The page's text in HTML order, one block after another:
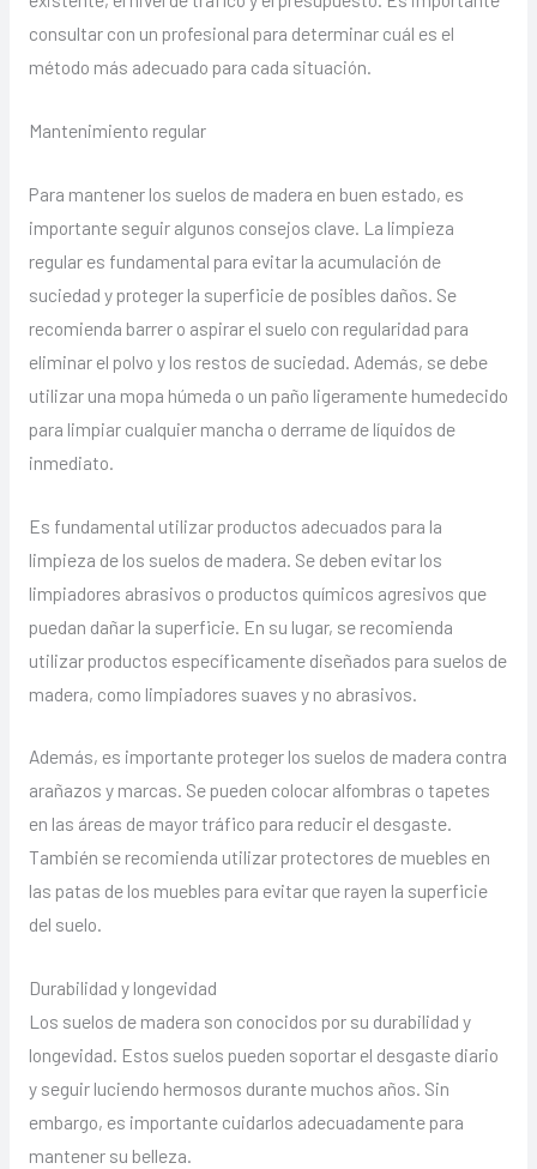
consultar con un profesional para determinar cuál es el
método más adecuado para cada situación.
Mantenimiento regular
Para mantener los suelos de madera en buen estado, es
importante seguir algunos consejos clave. La limpieza
regular es fundamental para evitar la acumulación de
suciedad y proteger la superficie de posibles daños. Se
recomienda barrer o aspirar el suelo con regularidad para
eliminar el polvo y los restos de suciedad. Además, se debe
utilizar una mopa húmeda o un paño ligeramente humedecido
para limpiar cualquier mancha o derrame de líquidos de
inmediato.
Es fundamental utilizar productos adecuados para la
limpieza de los suelos de madera. Se deben evitar los
limpiadores abrasivos o productos químicos agresivos que
puedan dañar la superficie. En su lugar, se recomienda
utilizar productos específicamente diseñados para suelos de
madera, como limpiadores suaves y no abrasivos.
Además, es importante proteger los suelos de madera contra
arañazos y marcas. Se pueden colocar alfombras o tapetes
en las áreas de mayor tráfico para reducir el desgaste.
También se recomienda utilizar protectores de muebles en
las patas de los muebles para evitar que rayen la superficie
del suelo.
Durabilidad y longevidad
Los suelos de madera son conocidos por su durabilidad y
longevidad. Estos suelos pueden soportar el desgaste diario
y seguir luciendo hermosos durante muchos años. Sin
embargo, es importante cuidarlos adecuadamente para
mantener su belleza.